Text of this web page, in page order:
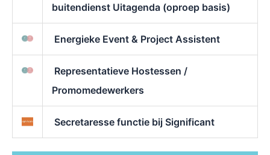
buitendienst Uitagenda (oproep basis)
Energieke Event & Project Assistent
Representatieve Hostessen /
Promomedewerkers
Secretaresse functie bij Significant